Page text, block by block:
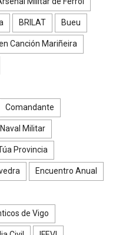
BRILAT Bueu
Canción Mariñeira
Comandante
Militar
Provincia
Encuentro Anual
de Vigo